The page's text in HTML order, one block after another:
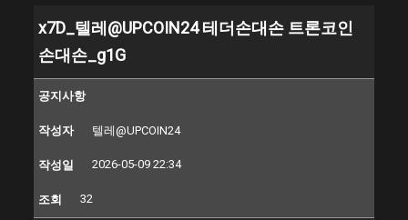
x7D_텔레@UPCOIN24 테더손대손 트론코인
손대손_g1G
공지사항
작성자 텔레@UPCOIN24
작성일 2026-05-09 22:34
조회 32